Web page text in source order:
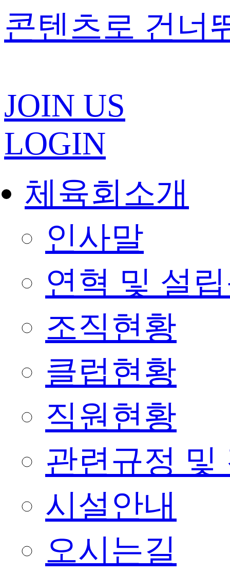
콘텐츠로 건너
JOIN US
LOGIN
체육회소개
인사말
연혁 및 설
조직현황
클럽현황
직원현황
관련규정 및
시설안내
오시는길